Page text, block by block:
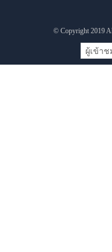
© Copyright 2019
ผู้เข้า